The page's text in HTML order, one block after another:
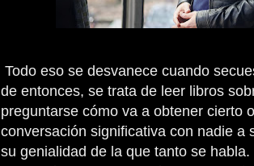
Todo eso se desvanece cuando
de entonces, se trata de leer libros
preguntarse cómo va a obtener cierto
conversación significativa con nadie a
su genialidad de la que tanto se